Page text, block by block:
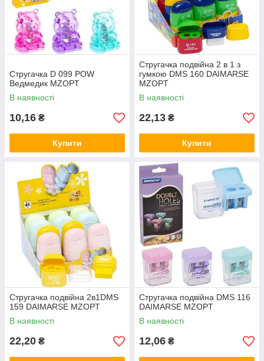
Стругачка D 099 POW
Ведмедик MZOPT
В наявності
10,16 ₴
Купити
Стругачка подвійна 2 в 1 з
гумкою DMS 160 DAIMARSE
MZOPT
В наявності
22,13 ₴
Купити
Стругачка подвійна 2в1DMS
159 DAIMARSE MZOPT
В наявності
22,20 ₴
Стругачка подвійна DMS 116
DAIMARSE MZOPT
В наявності
12,06 ₴